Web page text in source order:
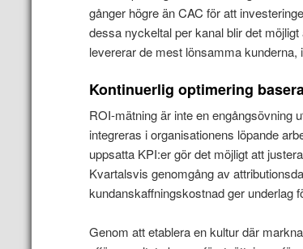
gånger högre än CAC för att
dessa nyckeltal per kanal blir det
levererar de mest lönsamma kunderna,
Kontinuerlig optimering
ROI-mätning är inte en engångsövning
integreras i organisationens löpande
uppsatta KPI:er gör det möjligt att
Kvartalsvis genomgång av
kundanskaffningskostnad ger underlag
Genom att etablera en kultur där